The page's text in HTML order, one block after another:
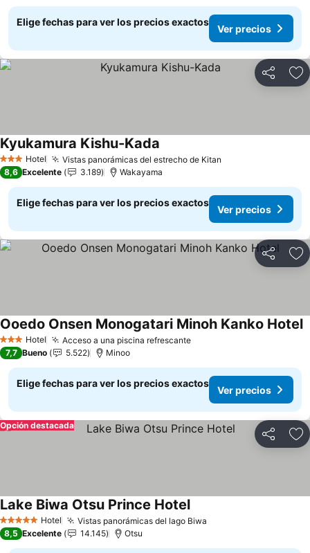
Elige fechas para ver los precios exactos
Ver precios
Compartir
3 Estrellas
Hotel Vistas panorámicas del estrecho de Kitan
Kyukamura Kishu-Kada
8,6 Excelente 3.189 Wakayama
Elige fechas para ver los precios exactos
Ver precios
Compartir
3 Estrellas
Hotel Acceso a una piscina refrescanteVer precios
Ooedo Onsen Monogatari Minoh Kanko Hotel
7,7 Bueno 5.522 Minoo
Elige fechas para ver los precios exactos
Ver precios
Compartir
Opción destacada
5 Estrellas Hotel Vistas panorámicas del lago Biwa
Lake Biwa Otsu Prince HotelVer precios
8,5 Excelente 14.145 Otsu